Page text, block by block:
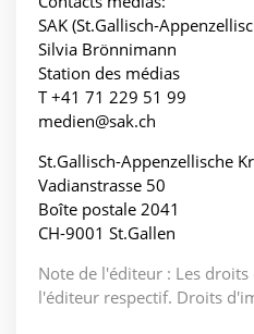
SAK (St.Gallisch-
Silvia Brönnimann
Station des médias
T +41 71 229 51 99
medien@sak.ch
St.Gallisch-Appenzellische
Vadianstrasse 50
Boîte postale 2041
CH-9001 St.Gallen
Note de l'éditeur : Les
l'éditeur respectif. Droits